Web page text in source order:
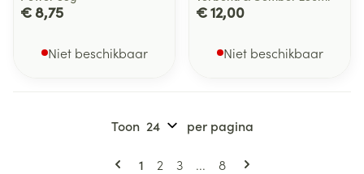
€ 8,75
Niet beschikbaar
€ 12,00
Niet beschikbaar
Pagina's
U lees momenteel pagina
1 Pagina
2 Pagina
3 ... Pagina
8
Toon per pagina